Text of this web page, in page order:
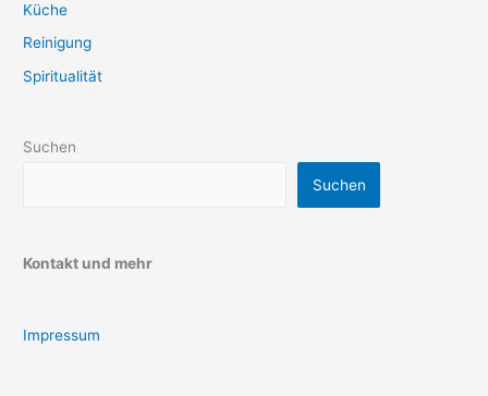
Küche
Reinigung
Spiritualität
Suchen
Suchen
Kontakt und mehr
Impressum